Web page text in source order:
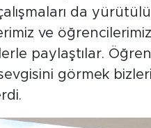
da
ve
paylaştılar.
görmek